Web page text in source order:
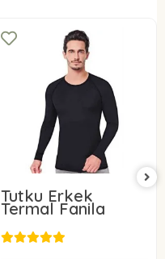
Tutku Erkek
Termal Fanila
292,00 TL